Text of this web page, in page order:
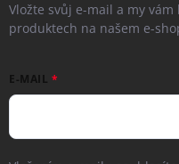
Vložte svůj e-mail a my
produktech na našem e-
E-MAIL